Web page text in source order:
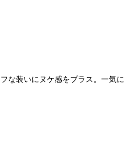
な装いにヌケ感をプラス。一気に